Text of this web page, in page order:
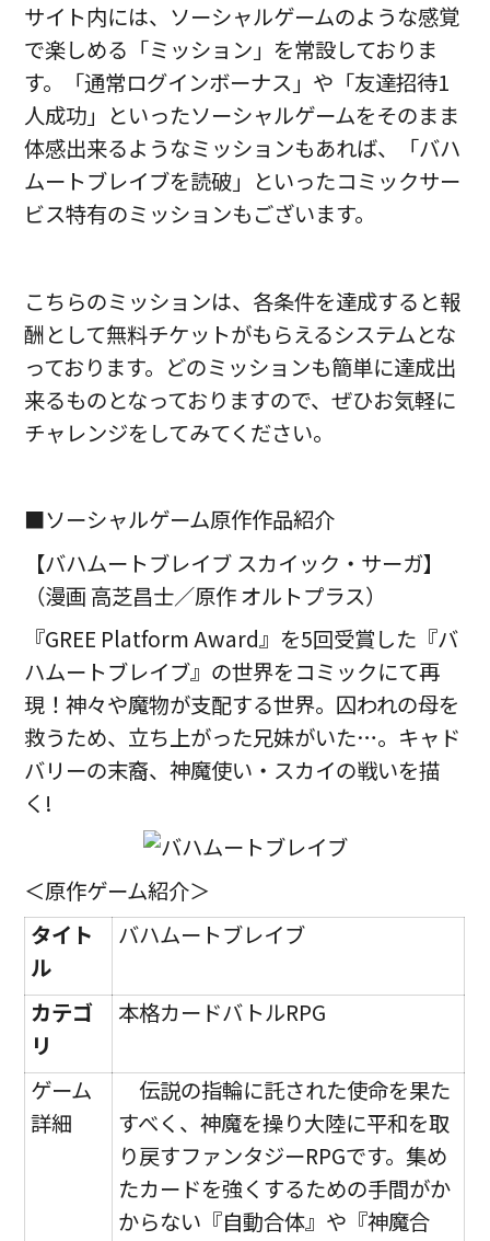
サイト内には、ソーシャルゲームのような感覚
で楽しめる「ミッション」を常設しておりま
す。「通常ログインボーナス」や「友達招待1
人成功」といったソーシャルゲームをそのまま
体感出来るようなミッションもあれば、「バハ
ムートブレイブを読破」といったコミックサー
ビス特有のミッションもございます。
こちらのミッションは、各条件を達成すると報
酬として無料チケットがもらえるシステムとな
っております。どのミッションも簡単に達成出
来るものとなっておりますので、ぜひお気軽に
チャレンジをしてみてください。
■ソーシャルゲーム原作作品紹介
【バハムートブレイブ スカイック・サーガ】
（漫画 高芝昌士／原作 オルトプラス）
『GREE Platform Award』を5回受賞した『バ
ハムートブレイブ』の世界をコミックにて再
現！神々や魔物が支配する世界。囚われの母を
救うため、立ち上がった兄妹がいた…。キャド
バリーの末裔、神魔使い・スカイの戦いを描
く!
＜原作ゲーム紹介＞
タイト
ル
バハムートブレイブ
カテゴ
リ
本格カードバトルRPG
ゲーム
詳細
伝説の指輪に託された使命を果た
すべく、神魔を操り大陸に平和を取
り戻すファンタジーRPGです。集め
たカードを強くするための手間がか
からない『自動合体』や『神魔合